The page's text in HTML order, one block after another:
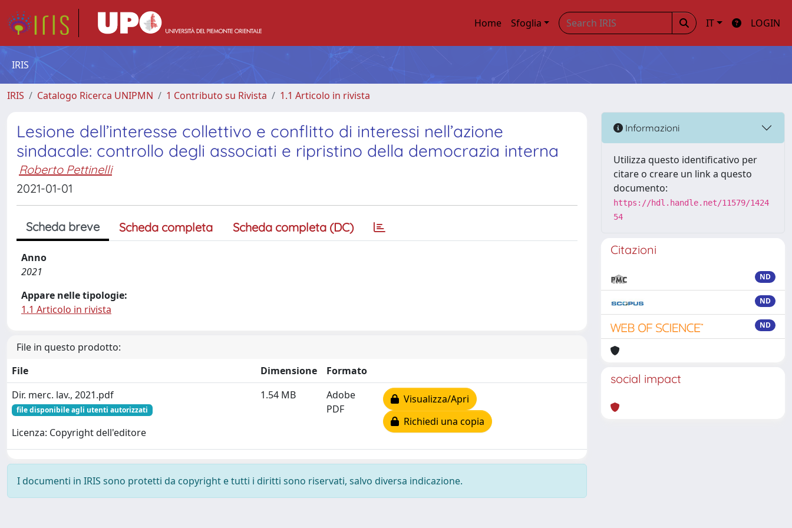
Home Sfoglia IT LOGIN
IRIS
IRIS Catalogo Ricerca UNIPMN 1 Contributo su Rivista 1.1 Articolo in rivista
Lesione dell’interesse collettivo e conflitto di interessi nell’azione
sindacale: controllo degli associati e ripristino della democrazia interna
Roberto Pettinelli
2021-01-01
Scheda breve Scheda completa Scheda completa (DC)
Anno
2021
Appare nelle tipologie:
1.1 Articolo in rivista
File in questo prodotto:
File
Dimensione
Formato
Dir. merc. lav., 2021.pdf
file disponibile agli utenti autorizzati
Licenza: Copyright dell'editore
1.54 MB
Adobe
PDF
Visualizza/Apri
Richiedi una copia
I documenti in IRIS sono protetti da copyright e tutti i diritti sono riservati, salvo diversa indicazione.
Informazioni
Utilizza questo identificativo per
citare o creare un link a questo
documento:
https://hdl.handle.net/11579/1424
54
Citazioni
ND
ND
ND
social impact